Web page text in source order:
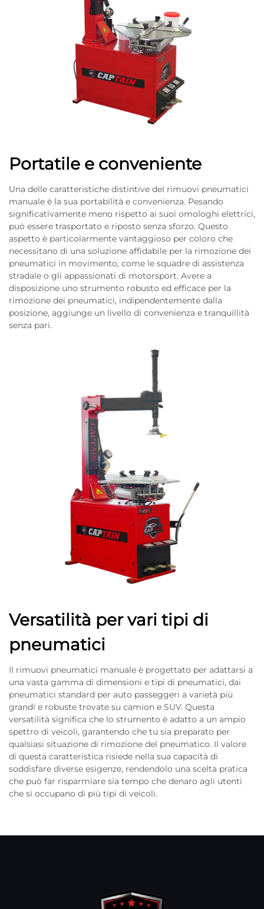
Portatile e conveniente
Una delle caratteristiche distintive del rimuovi pneumatici
manuale è la sua portabilità e convenienza. Pesando
significativamente meno rispetto ai suoi omologhi elettrici,
può essere trasportato e riposto senza sforzo. Questo
aspetto è particolarmente vantaggioso per coloro che
necessitano di una soluzione affidabile per la rimozione dei
pneumatici in movimento, come le squadre di assistenza
stradale o gli appassionati di motorsport. Avere a
disposizione uno strumento robusto ed efficace per la
rimozione dei pneumatici, indipendentemente dalla
posizione, aggiunge un livello di convenienza e tranquillità
senza pari.
Versatilità per vari tipi di
pneumatici
Il rimuovi pneumatici manuale è progettato per adattarsi a
una vasta gamma di dimensioni e tipi di pneumatici, dai
pneumatici standard per auto passeggeri a varietà più
grandi e robuste trovate su camion e SUV. Questa
versatilità significa che lo strumento è adatto a un ampio
spettro di veicoli, garantendo che tu sia preparato per
qualsiasi situazione di rimozione del pneumatico. Il valore
di questa caratteristica risiede nella sua capacità di
soddisfare diverse esigenze, rendendolo una scelta pratica
che può far risparmiare sia tempo che denaro agli utenti
che si occupano di più tipi di veicoli.